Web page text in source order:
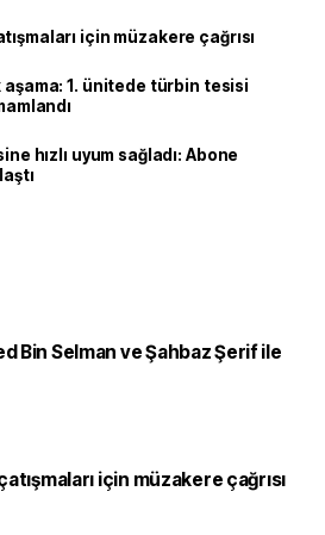
için müzakere çağrısı
1. ünitede türbin tesisi
hızlı uyum sağladı: Abone
Bin Selman ve Şahbaz Şerif ile
için müzakere çağrısı